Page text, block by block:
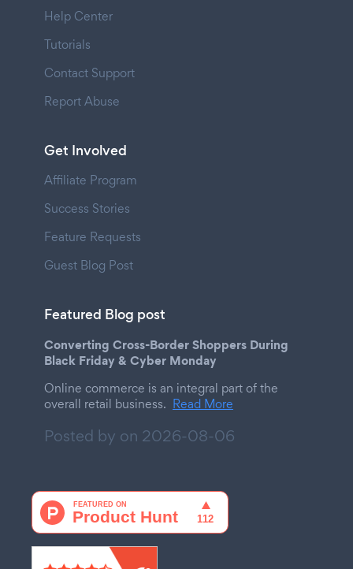
Help Center
Tutorials
Contact Support
Report Abuse
Get Involved
Affiliate Program
Success Stories
Feature Requests
Guest Blog Post
Featured Blog post
Converting Cross-Border Shoppers During
Black Friday & Cyber Monday
Online commerce is an integral part of the
overall retail business. Read More
Posted by on 2026-08-06